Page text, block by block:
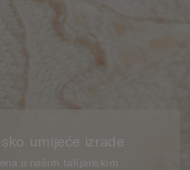
umijeće izrade
u našim talijanskim